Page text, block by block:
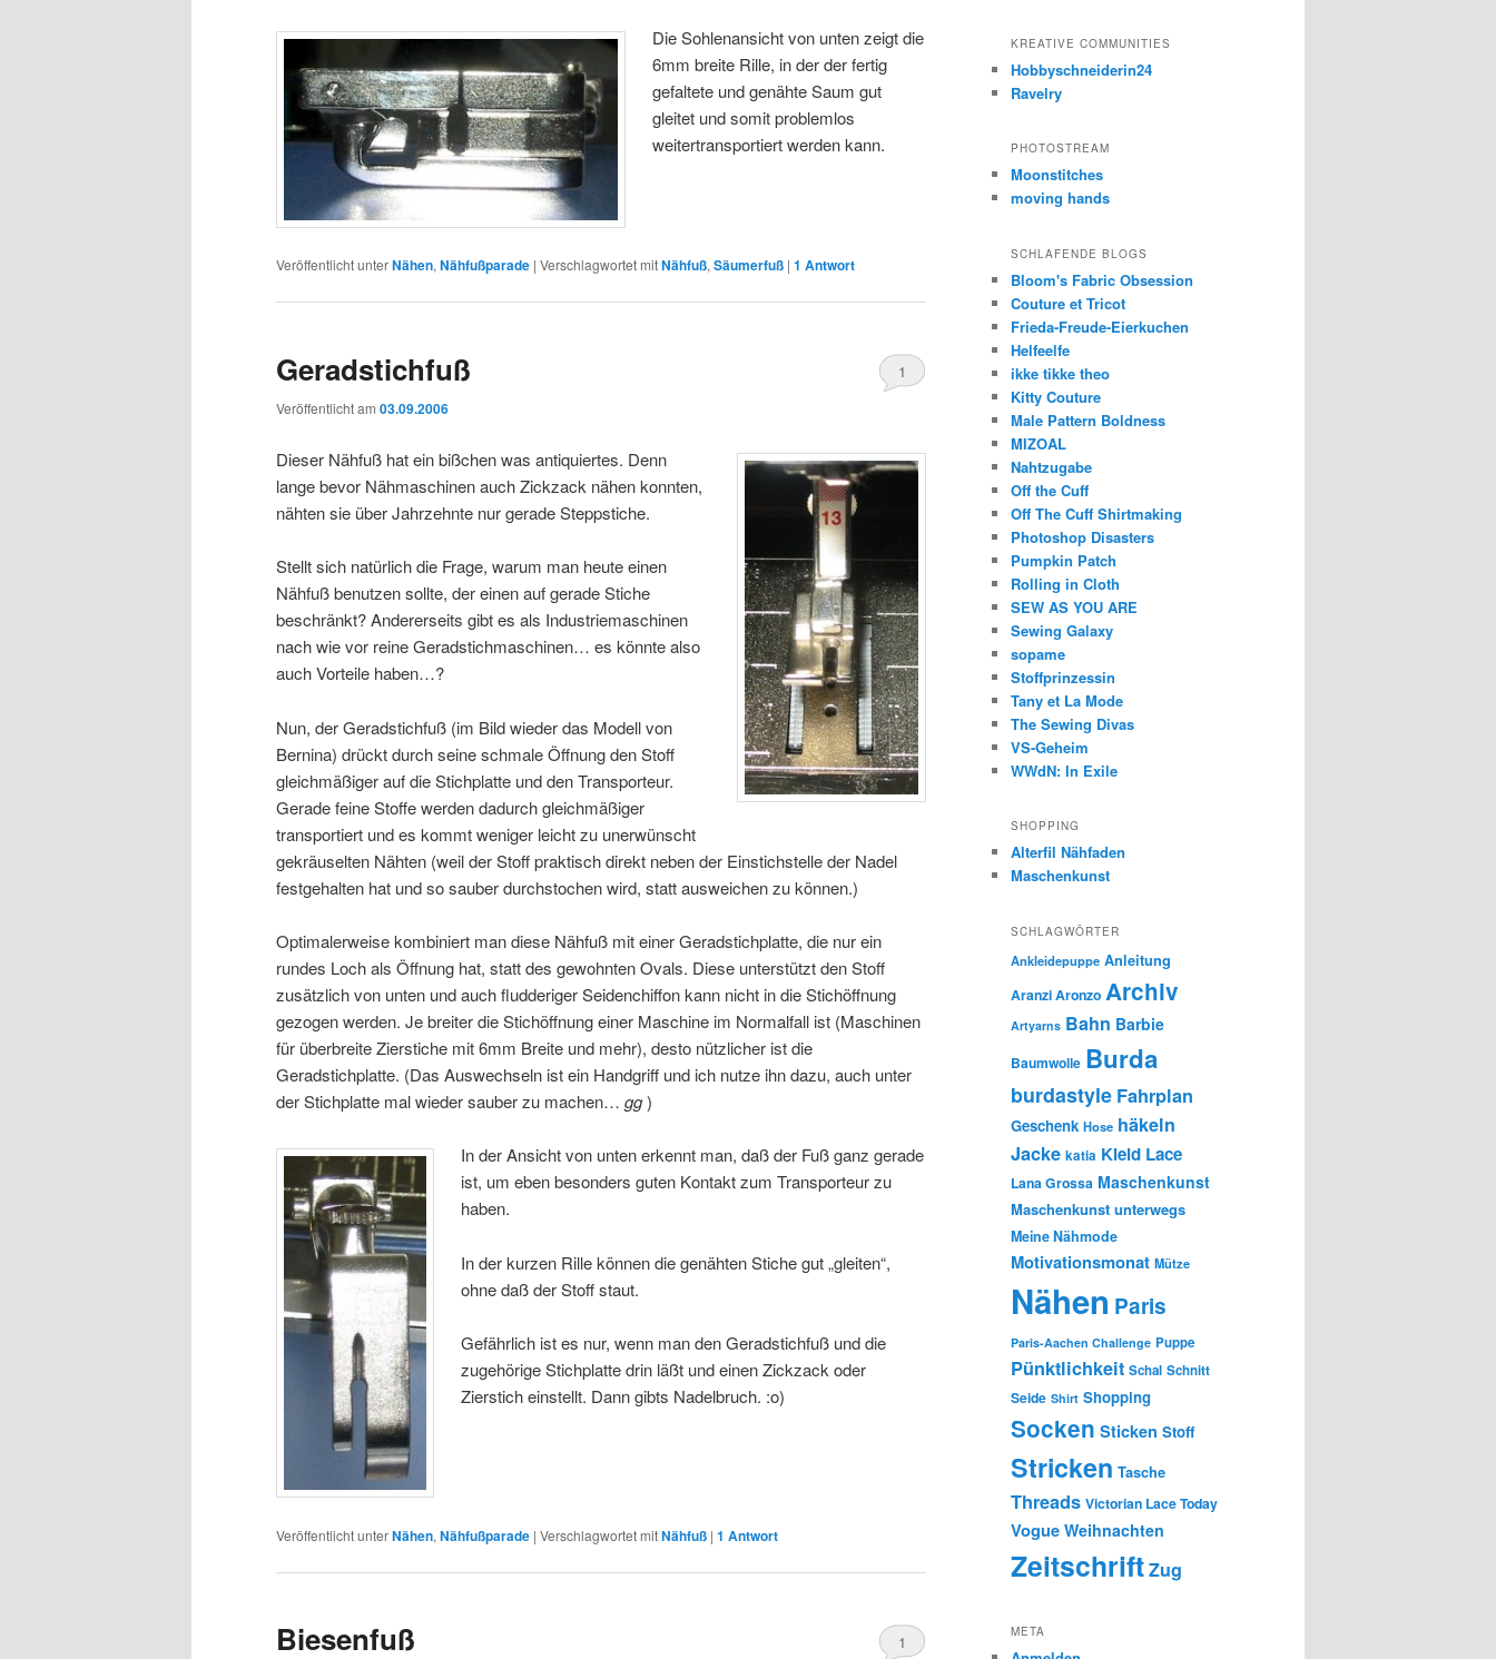
Die Sohlenansicht von unten zeigt die
6mm breite Rille, in der der fertig
gefaltete und genähte Saum gut
gleitet und somit problemlos
weitertransportiert werden kann.
Veröffentlicht unterNähen, Nähfußparade | Verschlagwortet mitNähfuß, Säumerfuß | 1 Antwort
Geradstichfuß
Veröffentlicht am 03.09.2006
1
Dieser Nähfuß hat ein bißchen was antiquiertes. Denn
lange bevor Nähmaschinen auch Zickzack nähen konnten,
nähten sie über Jahrzehnte nur gerade Steppstiche.
Stellt sich natürlich die Frage, warum man heute einen
Nähfuß benutzen sollte, der einen auf gerade Stiche
beschränkt? Andererseits gibt es als Industriemaschinen
nach wie vor reine Geradstichmaschinen… es könnte also
auch Vorteile haben…?
Nun, der Geradstichfuß (im Bild wieder das Modell von
Bernina) drückt durch seine schmale Öffnung den Stoff
gleichmäßiger auf die Stichplatte und den Transporteur.
Gerade feine Stoffe werden dadurch gleichmäßiger
transportiert und es kommt weniger leicht zu unerwünscht
gekräuselten Nähten (weil der Stoff praktisch direkt neben der Einstichstelle der Nadel
festgehalten hat und so sauber durchstochen wird, statt ausweichen zu können.)
Optimalerweise kombiniert man diese Nähfuß mit einer Geradstichplatte, die nur ein
rundes Loch als Öffnung hat, statt des gewohnten Ovals. Diese unterstützt den Stoff
zusätzlich von unten und auch fludderiger Seidenchiffon kann nicht in die Stichöffnung
gezogen werden. Je breiter die Stichöffnung einer Maschine im Normalfall ist (Maschinen
für überbreite Zierstiche mit 6mm Breite und mehr), desto nützlicher ist die
Geradstichplatte. (Das Auswechseln ist ein Handgriff und ich nutze ihn dazu, auch unter
der Stichplatte mal wieder sauber zu machen… gg)
In der Ansicht von unten erkennt man, daß der Fuß ganz gerade
ist, um eben besonders guten Kontakt zum Transporteur zu
haben.
In der kurzen Rille können die genähten Stiche gut „gleiten“,
ohne daß der Stoff staut.
Gefährlich ist es nur, wenn man den Geradstichfuß und die
zugehörige Stichplatte drin läßt und einen Zickzack oder
Zierstich einstellt. Dann gibts Nadelbruch. :o)
Veröffentlicht unterNähen, Nähfußparade | Verschlagwortet mitNähfuß | 1 Antwort
Biesenfuß 1
KREATIVE COMMUNITIES
Hobbyschneiderin24
Ravelry
PHOTOSTREAM
Moonstitches
moving hands
SCHLAFENDE BLOGS
Bloom's Fabric Obsession
Couture et Tricot
Frieda-Freude-Eierkuchen
Helfeelfe
ikke tikke theo
Kitty Couture
Male Pattern Boldness
MIZOAL
Nahtzugabe
Off the Cuff
Off The Cuff Shirtmaking
Photoshop Disasters
Pumpkin Patch
Rolling in Cloth
SEW AS YOU ARE
Sewing Galaxy
sopame
Stoffprinzessin
Tany et La Mode
The Sewing Divas
VS-Geheim
WWdN: In Exile
SHOPPING
Alterfil Nähfaden
Maschenkunst
SCHLAGWÖRTER
Ankleidepuppe Anleitung
Aranzi Aronzo Archiv
Artyarns Bahn Barbie
Baumwolle Burda
burdastyle Fahrplan
Geschenk Hose häkeln
Jacke katia Kleid Lace
Lana Grossa Maschenkunst
Maschenkunst unterwegs
Meine Nähmode
Motivationsmonat Mütze
Nähen Paris
Paris-Aachen Challenge Puppe
Pünktlichkeit Schal Schnitt
Seide Shirt Shopping
Socken Sticken Stoff
Stricken Tasche
Threads Victorian Lace Today
Vogue Weihnachten
ZeitschriftZug
META